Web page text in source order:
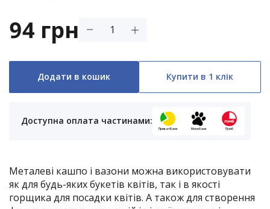
94 грн
Додати в кошик Купити в 1 клік
Доступна оплата частинами:
ПриватБанк Монобанк Пумб
Металеві кашпо і вазони можна використовувати
як для будь-яких букетів квітів, так і в якості
горщика для посадки квітів. А також для створення